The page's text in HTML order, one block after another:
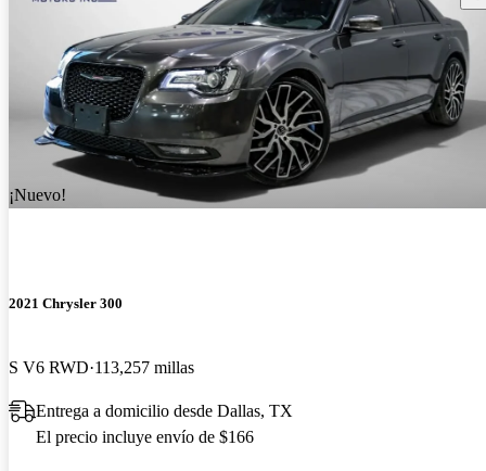
¡Nuevo!
2021 Chrysler 300
S V6 RWD 113,257 millas
Entrega a domicilio desde Dallas, TX
El precio incluye envío de $166